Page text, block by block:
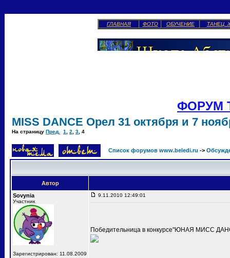
ГЛАВНАЯ ФОТО ОБУЧЕНИЕ ТАНЕЦ
ФОРУМ
MISS DANCE Орел 31 октября и 7
На страницу Пред. 1 2 3 4
Список форумов www.beledi.ru ->
Автор
Sovynia
Участник
Зарегистрирован: 11.08.2009
9.11.2010 12:49:01
Победительница в конкурсе"ЮНАЯ МИСС